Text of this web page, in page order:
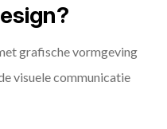
grafische vormgeving
visuele communicatie